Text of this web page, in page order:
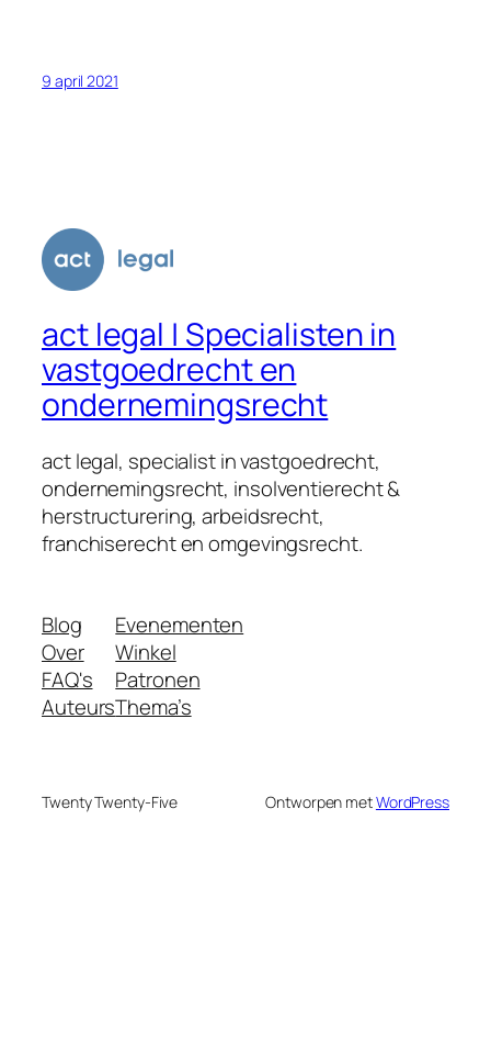
9 april 2021
act legal | Specialisten in
vastgoedrecht en
ondernemingsrecht
act legal, specialist in vastgoedrecht,
ondernemingsrecht, insolventierecht &
herstructurering, arbeidsrecht,
franchiserecht en omgevingsrecht.
Blog
Over
FAQ's
Auteurs
Evenementen
Winkel
Patronen
Thema’s
Twenty Twenty-Five Ontworpen metWordPress